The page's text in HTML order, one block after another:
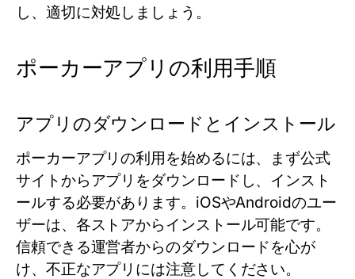
し、適切に対処しましょう。
ポーカーアプリの利用手順
アプリのダウンロードとインストール
ポーカーアプリの利用を始めるには、まず公式
サイトからアプリをダウンロードし、インスト
ールする必要があります。iOSやAndroidのユー
ザーは、各ストアからインストール可能です。
信頼できる運営者からのダウンロードを心が
け、不正なアプリには注意してください。